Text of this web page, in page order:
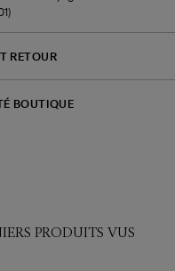
RETOUR
BOUTIQUE
PRODUITS VUS